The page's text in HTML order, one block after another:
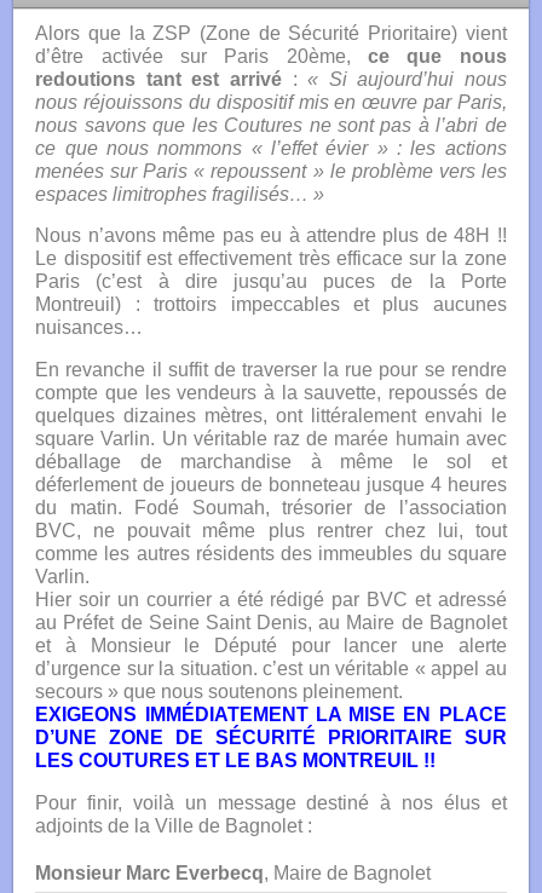
Alors que la ZSP (Zone de Sécurité Prioritaire) vient
d’être activée sur Paris 20ème,ce que nous
redoutions tant est arrivé:« Si aujourd’hui nous
nous réjouissons du dispositif mis en œuvre par Paris,
nous savons que les Coutures ne sont pas à l’abri de
ce que nous nommons « l’effet évier » : les actions
menées sur Paris « repoussent » le problème vers les
espaces limitrophes fragilisés… »
Nous n’avons même pas eu à attendre plus de 48H !!
Le dispositif est effectivement très efficace sur la zone
Paris (c’est à dire jusqu’au puces de la Porte
Montreuil) : trottoirs impeccables et plus aucunes
nuisances…
En revanche il suffit de traverser la rue pour se rendre
compte que les vendeurs à la sauvette, repoussés de
quelques dizaines mètres, ont littéralement envahi le
square Varlin. Un véritable raz de marée humain avec
déballage de marchandise à même le sol et
déferlement de joueurs de bonneteau jusque 4 heures
du matin. Fodé Soumah, trésorier de l’association
BVC, ne pouvait même plus rentrer chez lui, tout
comme les autres résidents des immeubles du square
Varlin.
Hier soir un courrier a été rédigé par BVC et adressé
au Préfet de Seine Saint Denis, au Maire de Bagnolet
et à Monsieur le Député pour lancer une alerte
d’urgence sur la situation. c’est un véritable « appel au
secours » que nous soutenons pleinement.
EXIGEONS IMMÉDIATEMENT LA MISE EN PLACE
D’UNE ZONE DE SÉCURITÉ PRIORITAIRE SUR
LES COUTURES ET LE BAS MONTREUIL !!
Pour finir, voilà un message destiné à nos élus et
adjoints de la Ville de Bagnolet :
Monsieur Marc Everbecq, Maire de Bagnolet